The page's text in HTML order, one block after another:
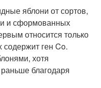
яблони от сортов,
и сформованных
относится только
содержит ген Co.
хотя
благодаря